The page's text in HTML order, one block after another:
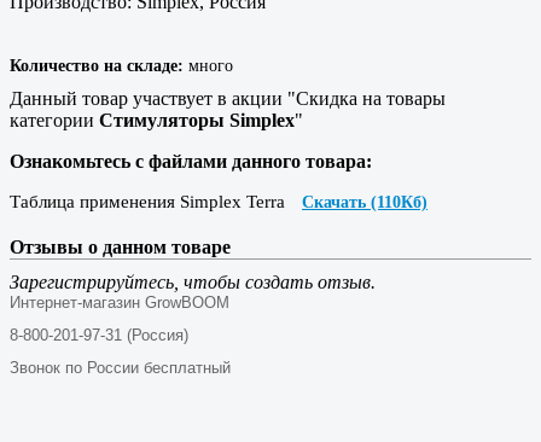
Количество на складе: много
Данный товар участвует в акции "Скидка на товары
категории Стимуляторы Simplex"
Ознакомьтесь с файлами данного товара:
Таблица применения Simplex Terra Скачать (110Кб)
Отзывы о данном товаре
Зарегистрируйтесь, чтобы создать отзыв.
Интернет-магазин GrowBOOM
8-800-201-97-31 (Россия)
Звонок по России бесплатный